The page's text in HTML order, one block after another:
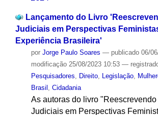
Lançamento do Livro
Judiciais em Perspectivas
Experiência Brasileira'
por Jorge Paulo Soares — publicado06/
modificação25/08/2023 10:53 —
Pesquisadores, Direito, Legislação,
Brasil , Cidadania
As autoras do livro
Judiciais em Perspectivas